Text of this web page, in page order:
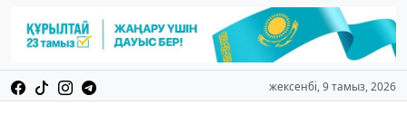
жексенбі, 9 тамыз, 2026